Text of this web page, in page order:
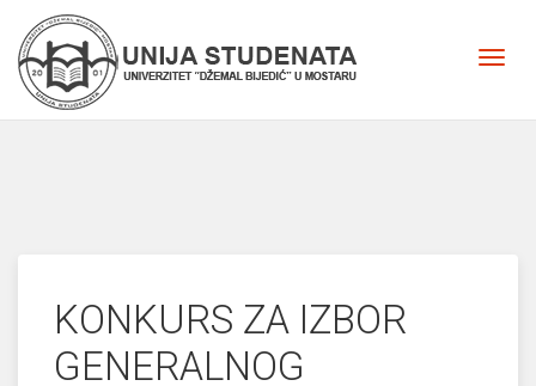
KONKURS ZA IZBOR
GENERALNOG